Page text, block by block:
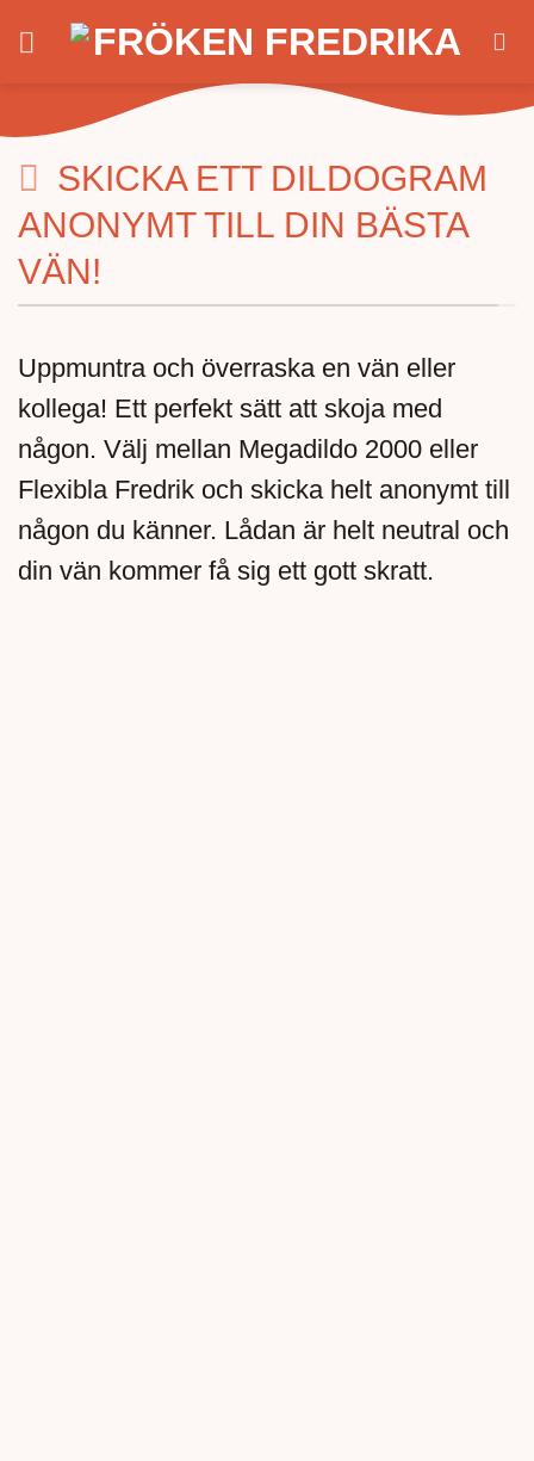
SKICKA ETT DILDOGRAM
ANONYMT TILL DIN BÄSTA
VÄN!
Uppmuntra och överraska en vän eller
kollega! Ett perfekt sätt att skoja med
någon. Välj mellan Megadildo 2000 eller
Flexibla Fredrik och skicka helt anonymt till
någon du känner. Lådan är helt neutral och
din vän kommer få sig ett gott skratt.